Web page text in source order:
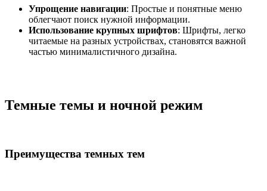
Упрощение навигации: Простые и понятные меню
облегчают поиск нужной информации.
Использование крупных шрифтов: Шрифты, легко
читаемые на разных устройствах, становятся важной
частью минималистичного дизайна.
Темные темы и ночной режим
Преимущества темных тем